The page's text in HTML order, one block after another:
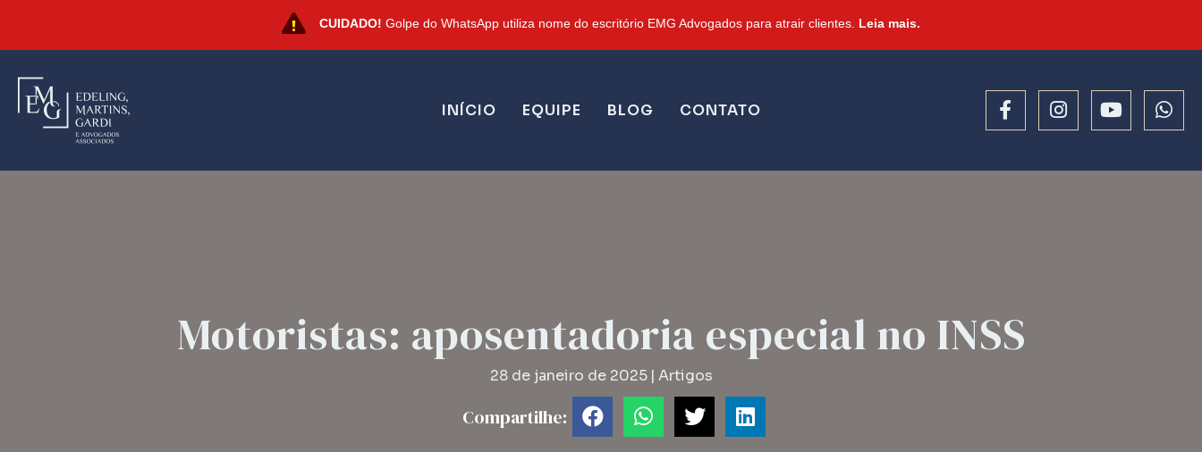
CUIDADO! Golpe do WhatsApp utiliza nome do escritório EMG Advogados para atrair clientes. Leia mais.
INÍCIO EQUIPE BLOG CONTATO
Motoristas: aposentadoria especial no INSS
28 de janeiro de 2025 | Artigos
Compartilhe: